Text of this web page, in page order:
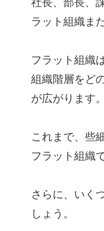
社長、部長、
ラット組織ま
フラット組織
組織階層をど
が広がります。
これまで、些
フラット組織
さらに、いく
しょう。